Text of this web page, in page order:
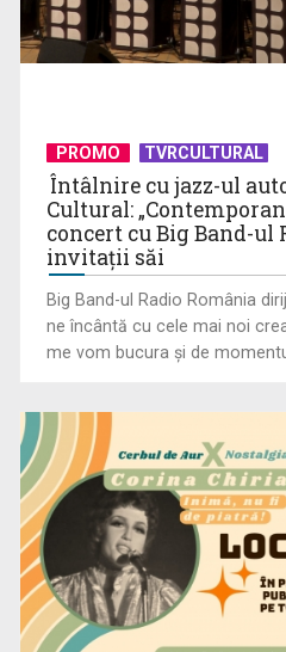
Prima câştigătoare a trofeului
aniversat la TVR ...
Întâlnire cu jazz-ul autohton, la
în România”, un ...
PROMO TVRCULTURAL
Întâlnire cu jazz-ul
Cultural:
concert cu Big Band-ul
invitaţii săi
Big Band-ul Radio România
ne încântă cu cele mai noi
me vom bucura şi de momentul